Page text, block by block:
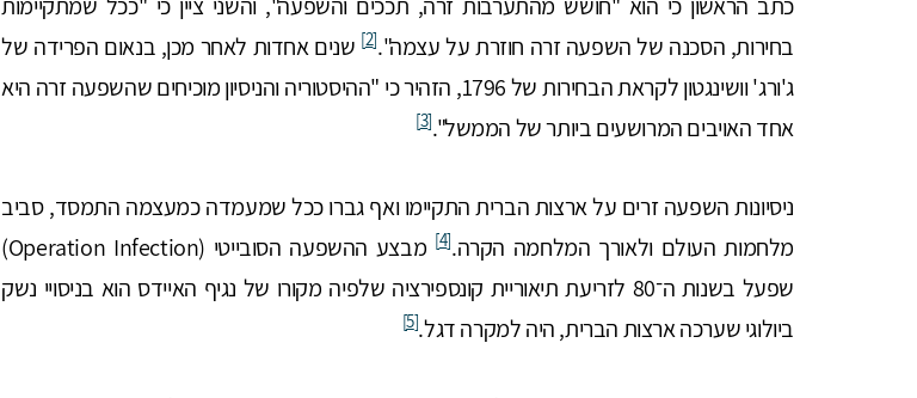
בחירות, הסכנה של השפעה זרה חוזרת על עצמה".[2]
שנים אחדות לאחר מכן, בנאום הפרידה של
ג'ורג' וושינגטון לקראת הבחירות של 1796, הזהיר כי "ההיסטוריה והניסיון מוכיחים שהשפעה זרה היא
אחד האויבים המרושעים ביותר של הממשל".[3]
ניסיונות השפעה זרים על ארצות הברית התקיימו ואף גברו ככל שמעמדה כמעצמה התמסד, סביב
מלחמות העולם ולאורך המלחמה הקרה.[4]
מבצע ההשפעה הסובייטי (Operation Infection)
שפעל בשנות ה־80 לזריעת תיאוריית קונספירציה שלפיה מקורו של נגיף האיידס הוא בניסויי נשק
ביולוגי שערכה ארצות הברית, היה למקרה דגל.[5]